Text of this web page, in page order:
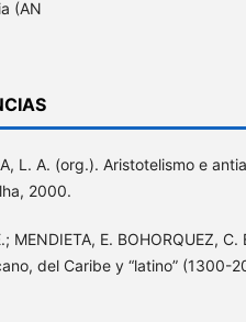
(AN
L. A. (org.). Aristotelismo e
2000.
MENDIETA, E. BOHORQUEZ,
del Caribe y “latino” (1300-